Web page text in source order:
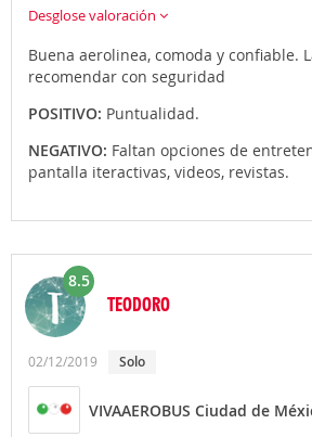
Desglose valoración
Buena aerolinea, comoda y confiable.
recomendar con seguridad
POSITIVO: Puntualidad.
NEGATIVO: Faltan opciones de
pantalla iteractivas, videos, revistas.
8.5
TEODORO
02/12/2019 solo
VIVAAEROBUS Ciudad de